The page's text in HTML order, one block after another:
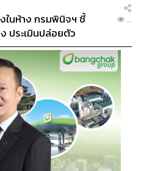
ในห้าง กรมพินิจฯ ชี้
ประเมินปล่อยตัว
...